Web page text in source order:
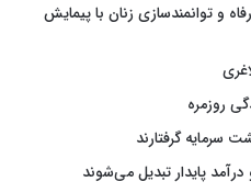
و توانمندسازی زنان با پیمایش
روزمره
سرمایه گرفتارند
پایدار تبدیل می‌شوند